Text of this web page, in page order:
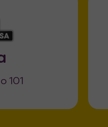
101